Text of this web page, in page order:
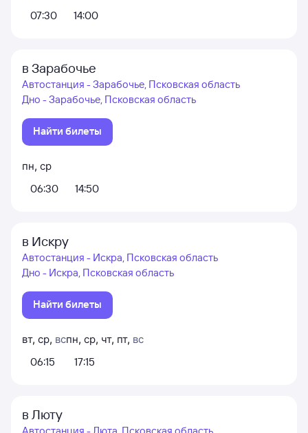
07:30
14:00
в Зарабочье
Автостанция - Зарабочье, Псковская область
Дно - Зарабочье, Псковская область
Найти билеты
пн, ср
06:30
14:50
в Искру
Автостанция - Искра, Псковская область
Дно - Искра, Псковская область
Найти билеты
вт, ср, вс
06:15
пн, ср, чт, пт, вс
17:15
в Люту